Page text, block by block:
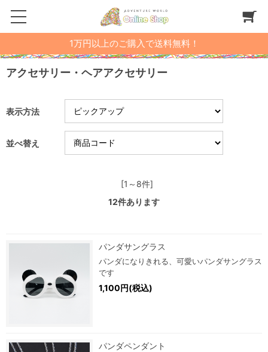
1万円以上のご購入で送料無料！
アクセサリー・ヘアアクセサリー
表示方法
並べ替え
[1～8件]
12件あります
パンダサングラス
パンダになりきれる、可愛いパンダサングラス
です
1,100円(税込)
パンダペンダント